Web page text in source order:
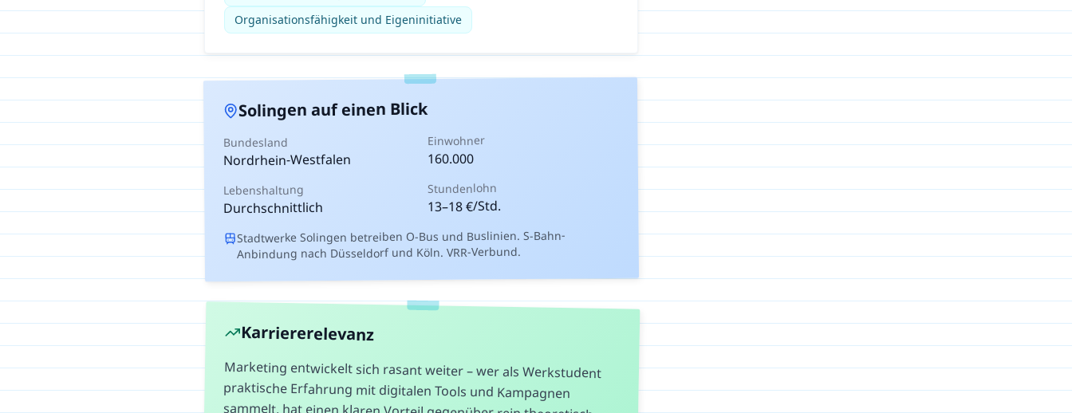
Organisationsfähigkeit und Eigeninitiative
Solingen auf einen Blick
Bundesland
Nordrhein-Westfalen
Einwohner
160.000
Lebenshaltung
Durchschnittlich
Stundenlohn
13–18€/Std.
Stadtwerke Solingen betreiben O-Bus und Buslinien. S-Bahn-
Anbindung nach Düsseldorf und Köln. VRR-Verbund.
Karriererelevanz
Marketing entwickelt sich rasant weiter – wer als Werkstudent
praktische Erfahrung mit digitalen Tools und Kampagnen
sammelt, hat einen klaren Vorteil gegenüber rein theoretisch
ausgebildeten Absolventen. Du baust dir ein konkretes Portfolio
an Kampagnen und Projekten auf, das du bei Bewerbungen
vorzeigen kannst. Zudem entstehen in Marketing-Teams häufig